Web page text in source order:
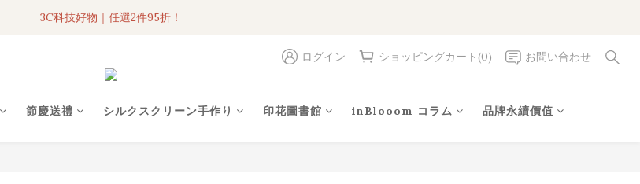
3C科技好物｜任選2件95折！
3C科技好物｜任選2件95折！
ログイン ショッピングカート(0) お問い合わせ
節慶送禮 シルクスクリーン手作り 印花圖書館 inBlooom コラム 品牌永續價值